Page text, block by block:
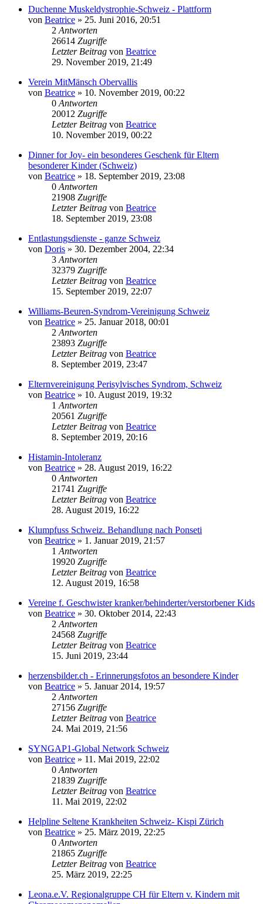
Duchenne Muskeldystrophie-Schweiz - Plattform
von Beatrice » 25. Juni 2016, 20:51
2 Antworten
26614 Zugriffe
Letzter Beitrag von Beatrice
29. November 2019, 21:49
Verein MitMänsch Obervallis
von Beatrice » 10. November 2019, 00:22
0 Antworten
20012 Zugriffe
Letzter Beitrag von Beatrice
10. November 2019, 00:22
Dinner for Joy- ein besonderes Geschenk für Eltern
besonderer Kinder (Schweiz)
von Beatrice » 18. September 2019, 23:08
0 Antworten
21908 Zugriffe
Letzter Beitrag von Beatrice
18. September 2019, 23:08
Entlastungsdienste - ganze Schweiz
von Doris » 30. Dezember 2004, 22:34
3 Antworten
32379 Zugriffe
Letzter Beitrag von Beatrice
15. September 2019, 22:07
Williams-Beuren-Syndrom-Vereinigung Schweiz
von Beatrice » 25. Januar 2018, 00:01
2 Antworten
23893 Zugriffe
Letzter Beitrag von Beatrice
8. September 2019, 23:47
Elternvereinigung Perisylvisches Syndrom, Schweiz
von Beatrice » 10. August 2019, 19:32
1 Antworten
20561 Zugriffe
Letzter Beitrag von Beatrice
8. September 2019, 20:16
Histamin-Intoleranz
von Beatrice » 28. August 2019, 16:22
0 Antworten
21741 Zugriffe
Letzter Beitrag von Beatrice
28. August 2019, 16:22
Klumpfuss Schweiz. Behandlung nach Ponseti
von Beatrice » 1. Januar 2019, 21:57
1 Antworten
19920 Zugriffe
Letzter Beitrag von Beatrice
12. August 2019, 16:58
Vereine f. Geschwister kranker/behinderter/verstorbener Kids
von Beatrice » 30. Oktober 2014, 22:43
2 Antworten
24568 Zugriffe
Letzter Beitrag von Beatrice
15. Juni 2019, 23:44
herzensbilder.ch - Erinnerungsfotos an besondere Kinder
von Beatrice » 5. Januar 2014, 19:57
2 Antworten
27156 Zugriffe
Letzter Beitrag von Beatrice
24. Mai 2019, 21:56
SYNGAP1-Global Network Schweiz
von Beatrice » 11. Mai 2019, 22:02
0 Antworten
21839 Zugriffe
Letzter Beitrag von Beatrice
11. Mai 2019, 22:02
Helpline Seltene Krankheiten Schweiz- Kispi Zürich
von Beatrice » 25. März 2019, 22:25
0 Antworten
21865 Zugriffe
Letzter Beitrag von Beatrice
25. März 2019, 22:25
Leona.e.V. Regionalgruppe CH für Eltern v. Kindern mit